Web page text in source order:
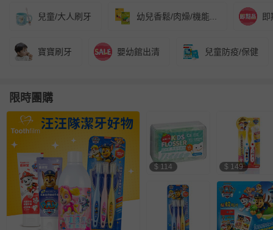
兒童/大人刷牙 幼兒香鬆/肉燥/機能...
寶寶刷牙 嬰幼館出清 兒童防疫/保健
限時團購
$ 114 $ 149